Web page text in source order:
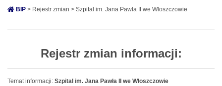
BIP > Rejestr zmian > Szpital im. Jana Pawła II we Włoszczowie
Rejestr zmian informacji:
Temat informacji: Szpital im. Jana Pawła II we Włoszczowie